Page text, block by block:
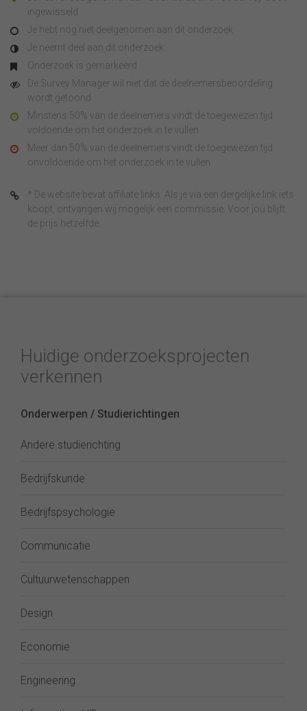
ingewisseld
Je hebt nog niet deelgenomen aan dit onderzoek
Je neemt deel aan dit onderzoek
Onderzoek is gemarkeerd
De Survey Manager wil niet dat de deelnemersbeoordeling
wordt getoond
Minstens 50% van de deelnemers vindt de toegewezen tijd
voldoende om het onderzoek in te vullen
Meer dan 50% van de deelnemers vindt de toegewezen tijd
onvoldoende om het onderzoek in te vullen
* De website bevat affiliate links. Als je via een dergelijke link iets
koopt, ontvangen wij mogelijk een commissie. Voor jou blijft
de prijs hetzelfde.
Huidige onderzoeksprojecten
verkennen
Onderwerpen / Studierichtingen
Andere studierichting
Bedrijfskunde
Bedrijfspsychologie
Communicatie
Cultuurwetenschappen
Design
Economie
Engineering